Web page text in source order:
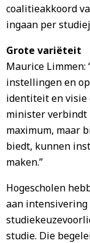
coalitieakkoord
ingaan per
Grote variëteit
Maurice
instellingen en
identiteit en visie
minister verbindt
maximum, maar
biedt, kunnen
maken.”
Hogescholen
aan
studie. Die